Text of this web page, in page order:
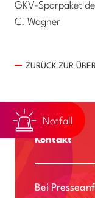
GKV-Sparpaket
C. Wagner
ZURÜCK ZUR
Kontakt
Bei
Notfall